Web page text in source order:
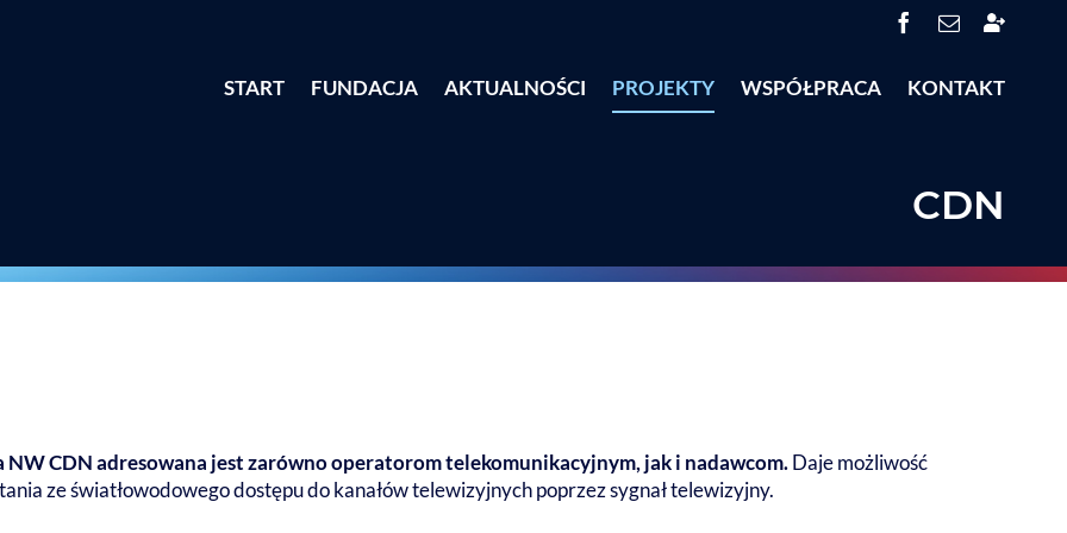
Facebook
EmailSystem
(SOP)
START FUNDACJA AKTUALNOŚCI PROJEKTY WSPÓŁPRACA KONTAKT
CDN
NW CDN adresowana jest zarówno operatorom telekomunikacyjnym, jak i nadawcom.Daje możliwość
ze światłowodowego dostępu do kanałów telewizyjnych poprzez sygnał telewizyjny.